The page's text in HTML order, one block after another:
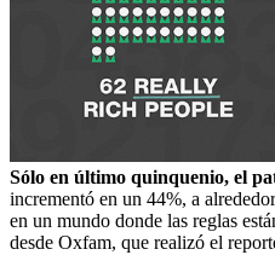
Sólo en último quinquenio, el
incrementó en un 44%, a
en un mundo donde las reglas
desde Oxfam, que realizó el